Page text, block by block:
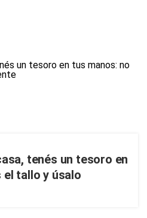
tenés un tesoro en
tallo y úsalo